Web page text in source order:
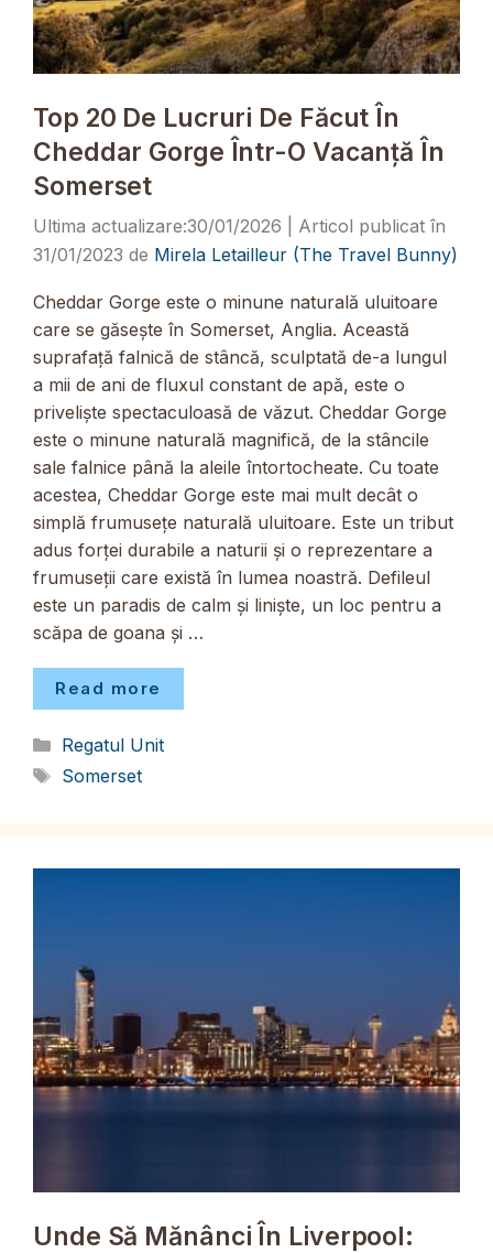
Top 20 De Lucruri De Făcut În
Cheddar Gorge Într-O Vacanță În
Somerset
30/01/2026
31/01/2023 de Mirela Letailleur (The Travel Bunny)
Cheddar Gorge este o minune naturală uluitoare
care se găsește în Somerset, Anglia. Această
suprafață falnică de stâncă, sculptată de-a lungul
a mii de ani de fluxul constant de apă, este o
priveliște spectaculoasă de văzut. Cheddar Gorge
este o minune naturală magnifică, de la stâncile
sale falnice până la aleile întortocheate. Cu toate
acestea, Cheddar Gorge este mai mult decât o
simplă frumusețe naturală uluitoare. Este un tribut
adus forței durabile a naturii și o reprezentare a
frumuseții care există în lumea noastră. Defileul
este un paradis de calm și liniște, un loc pentru a
scăpa de goana și …
Read more
Categorii
Regatul Unit
Etichete
Somerset
Unde Să Mănânci În Liverpool: